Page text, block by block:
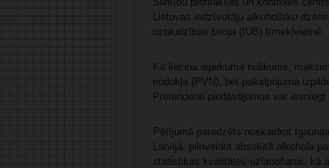
Lietuvas iedzīvotāju alkoholisko
uzraudzības biroja (IUB) tīmekļvietnē.
Kā liecina iepirkuma nolikums,
nodokļa (PVN), bet pakalpojuma
Pretendenti piedāvājumus var iesniegt
Pētījumā paredzēts noskaidrot
Latvijā, pilnveidot absolūtā alkohola
statistikas kvalitātes uzlabošanai, kā